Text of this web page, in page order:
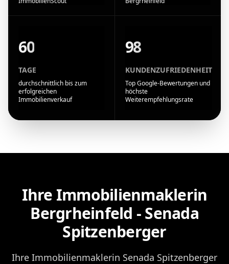
60
TAGE
durchschnittlich bis zum
erfolgreichen
Immobilienverkauf
98
KUNDENZUFRIEDENHEIT
Top Google-Bewertungen und
höchste
Weiterempfehlungsrate
Ihre Immobilienmaklerin
Bergrheinfeld - Senada
Spitzenberger
Ihre Immobilienmaklerin Senada Spitzenberger